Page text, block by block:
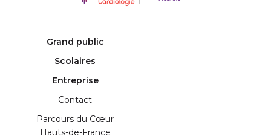
Grand public
Scolaires
Entreprise
Contact
Parcours du Cœur
Hauts-de-France